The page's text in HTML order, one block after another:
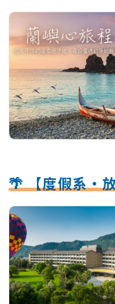
🌴 【度假系・